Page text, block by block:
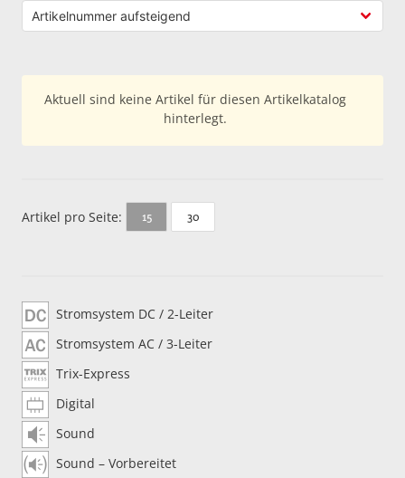
Aktuell sind keine Artikel für diesen Artikelkatalog
hinterlegt.
Artikel pro Seite: 15 30
Stromsystem DC / 2-Leiter
Stromsystem AC / 3-Leiter
Trix-Express
Digital
Sound
Sound – Vorbereitet